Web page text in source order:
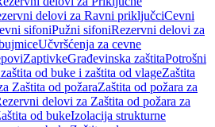
delovi za Ravni priključciCevni
sifoniPužni sifoniRezervni delovi za
Učvršćenja za cevne
ZaptivkeGrađevinska zaštitaPotrošni
od buke i zaštita od vlageZaštita
Zaštita od požaraZaštita od požara za
delovi za Zaštita od požara za
od bukeIzolacija strukturne